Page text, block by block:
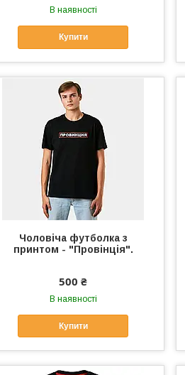
В наявності
Купити
Чоловіча футболка з
принтом - "Провінція".
500 ₴
В наявності
Купити